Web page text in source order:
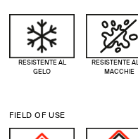
RESISTENTE AL
GELO
RESISTENTE
MACCHIE
FIELD OF USE